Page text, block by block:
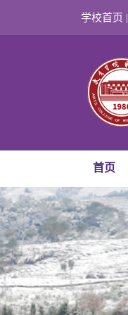
学校首页 |
首页